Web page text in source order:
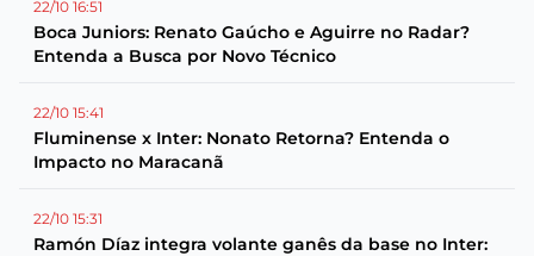
22/10 16:51
Boca Juniors: Renato Gaúcho e Aguirre no Radar?
Entenda a Busca por Novo Técnico
22/10 15:41
Fluminense x Inter: Nonato Retorna? Entenda o
Impacto no Maracanã
22/10 15:31
Ramón Díaz integra volante ganês da base no Inter: